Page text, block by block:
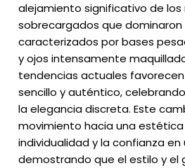
alejamiento significativo de los
sobrecargados que
caracterizados por bases
y ojos intensamente
tendencias actuales
sencillo y auténtico,
la elegancia discreta. Este
movimiento hacia una estética
individualidad y la confianza en
demostrando que el estilo y el